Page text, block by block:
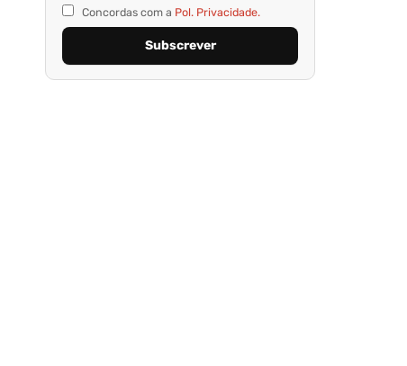
Concordas com a Pol. Privacidade.